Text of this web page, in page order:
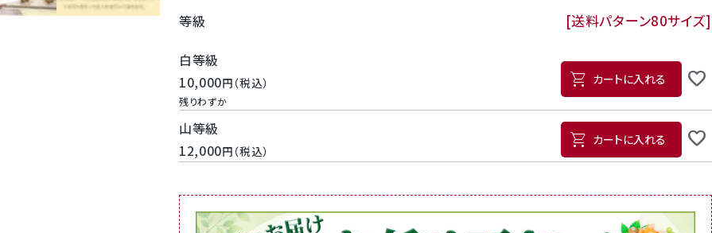
送料パターン80サイズ
等級
白等級
10,000
税込
残りわずか
カートに入れる
山等級
12,000
税込
カートに入れる